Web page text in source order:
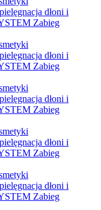
dłoni i
Zabieg
dłoni i
Zabieg
dłoni i
Zabieg
dłoni i
Zabieg
dłoni i
Zabieg